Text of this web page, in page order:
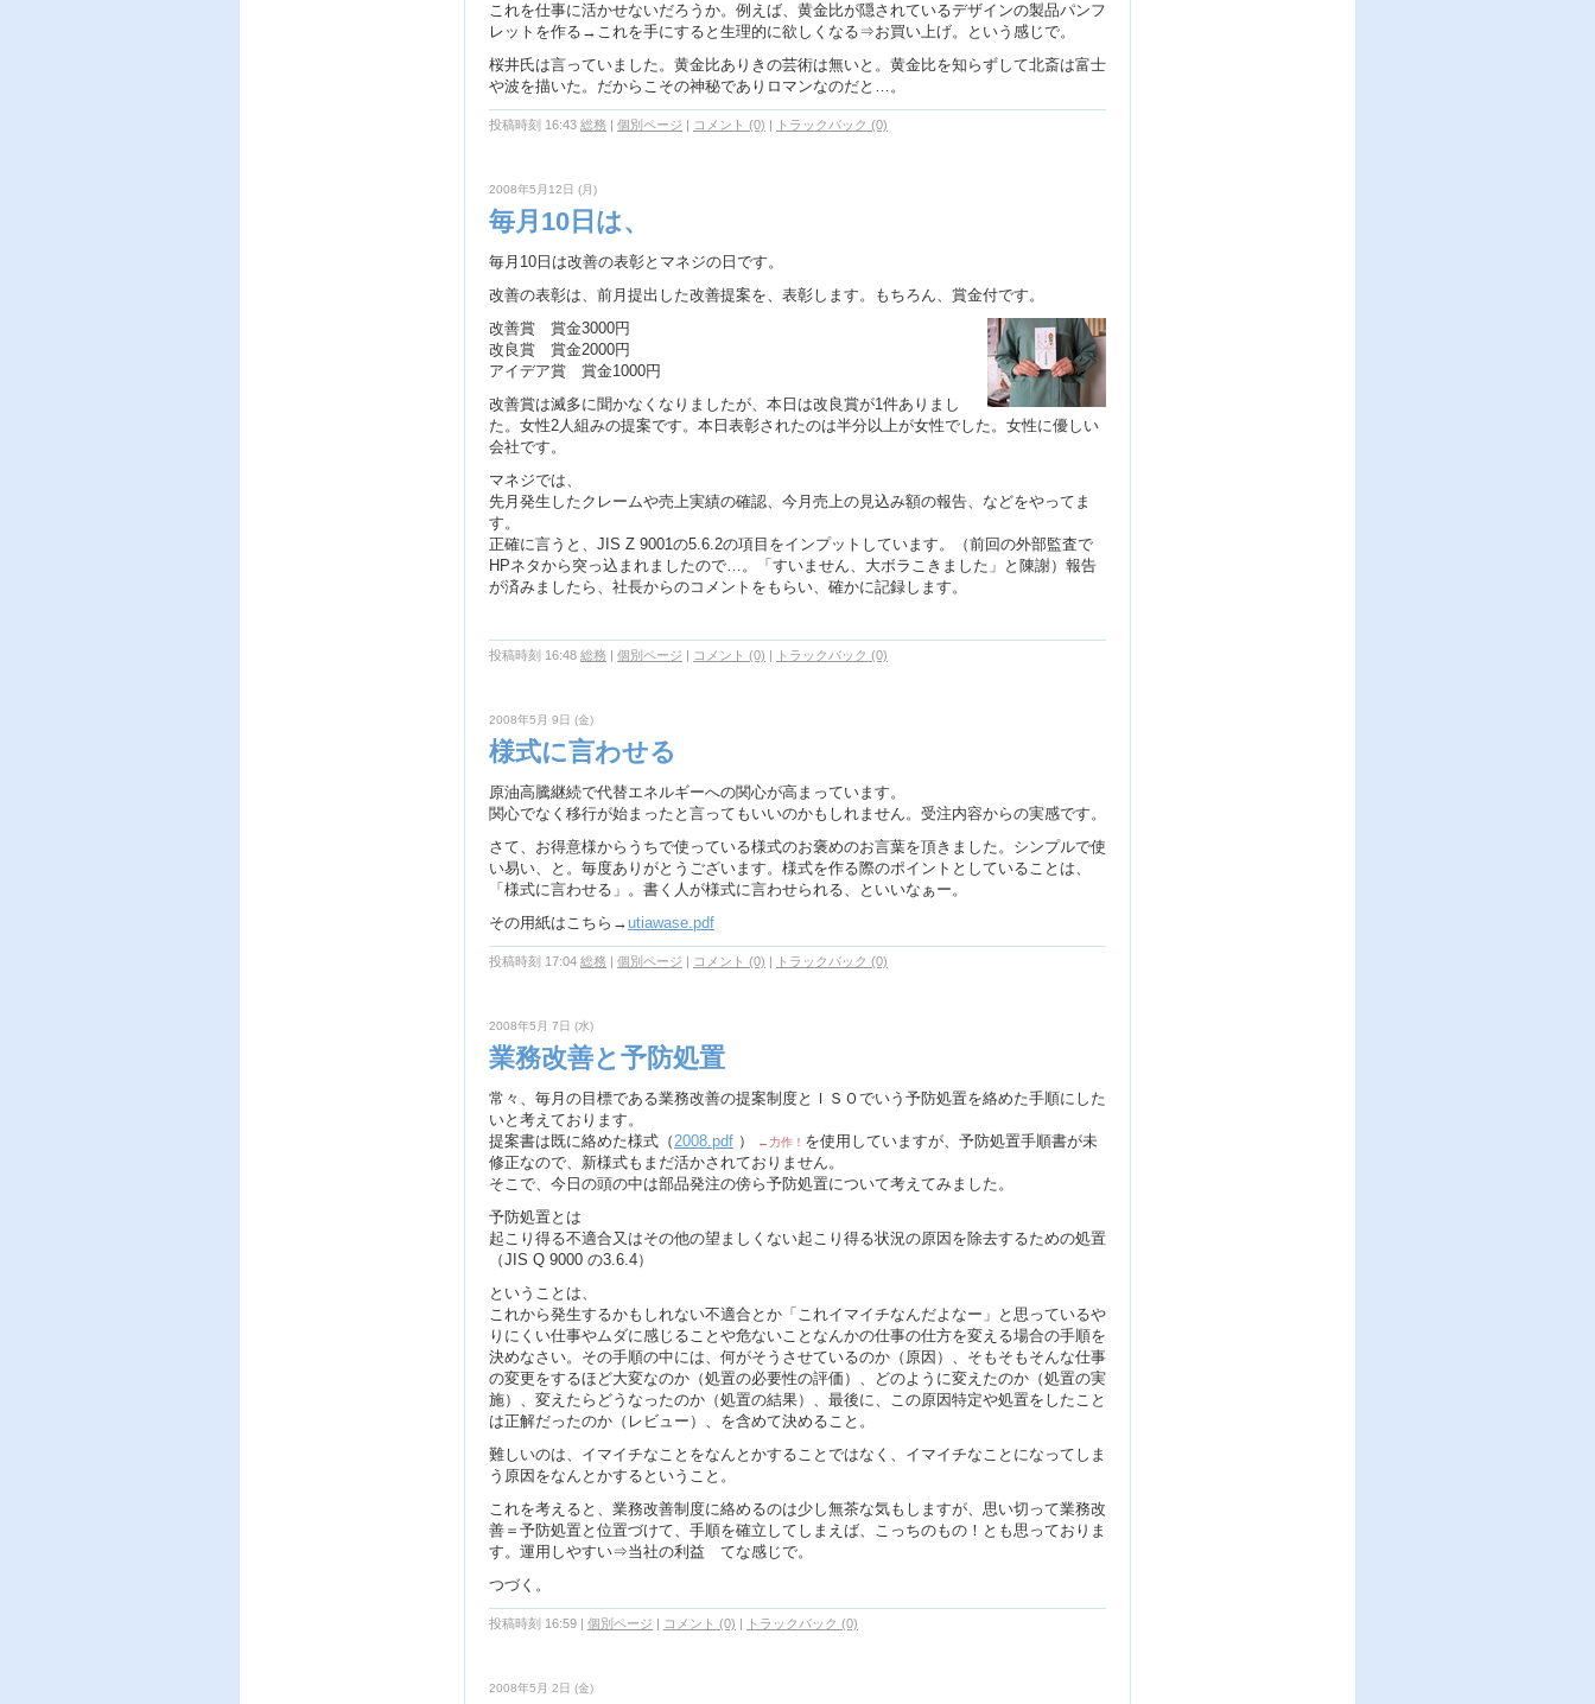
これを仕事に活かせないだろうか。例えば、黄金比が隠されているデザインの製品パンフ
レットを作る→これを手にすると生理的に欲しくなる⇒お買い上げ。という感じで。
桜井氏は言っていました。黄金比ありきの芸術は無いと。黄金比を知らずして北斎は富士
や波を描いた。だからこその神秘でありロマンなのだと…。
投稿時刻 16:43 総務 | 個別ページ | コメント (0) | トラックバック (0)
2008年5月12日 (月)
毎月10日は、
毎月10日は改善の表彰とマネジの日です。
改善の表彰は、前月提出した改善提案を、表彰します。もちろん、賞金付です。
改善賞 賞金3000円
改良賞 賞金2000円
アイデア賞 賞金1000円
改善賞は滅多に聞かなくなりましたが、本日は改良賞が1件ありまし
た。女性2人組みの提案です。本日表彰されたのは半分以上が女性でした。女性に優しい
会社です。
マネジでは、
先月発生したクレームや売上実績の確認、今月売上の見込み額の報告、などをやってま
す。
正確に言うと、JIS Z 9001の5.6.2の項目をインプットしています。（前回の外部監査で
HPネタから突っ込まれましたので…。「すいません、大ボラこきました」と陳謝）報告
が済みましたら、社長からのコメントをもらい、確かに記録します。
投稿時刻 16:48 総務 | 個別ページ | コメント (0) | トラックバック (0)
2008年5月 9日 (金)
様式に言わせる
原油高騰継続で代替エネルギーへの関心が高まっています。
関心でなく移行が始まったと言ってもいいのかもしれません。受注内容からの実感です。
さて、お得意様からうちで使っている様式のお褒めのお言葉を頂きました。シンプルで使
い易い、と。毎度ありがとうございます。様式を作る際のポイントとしていることは、
「様式に言わせる」。書く人が様式に言わせられる、といいなぁー。
その用紙はこちら→utiawase.pdf
投稿時刻 17:04 総務 | 個別ページ | コメント (0) | トラックバック (0)
2008年5月 7日 (水)
業務改善と予防処置
常々、毎月の目標である業務改善の提案制度とＩＳＯでいう予防処置を絡めた手順にした
いと考えております。
提案書は既に絡めた様式（2008.pdf ） ←力作！ を使用していますが、予防処置手順書が未
修正なので、新様式もまだ活かされておりません。
そこで、今日の頭の中は部品発注の傍ら予防処置について考えてみました。
予防処置とは
起こり得る不適合又はその他の望ましくない起こり得る状況の原因を除去するための処置
（JIS Q 9000 の3.6.4）
ということは、
これから発生するかもしれない不適合とか「これイマイチなんだよなー」と思っているや
りにくい仕事やムダに感じることや危ないことなんかの仕事の仕方を変える場合の手順を
決めなさい。その手順の中には、何がそうさせているのか（原因）、そもそもそんな仕事
の変更をするほど大変なのか（処置の必要性の評価）、どのように変えたのか（処置の実
施）、変えたらどうなったのか（処置の結果）、最後に、この原因特定や処置をしたこと
は正解だったのか（レビュー）、を含めて決めること。
難しいのは、イマイチなことをなんとかすることではなく、イマイチなことになってしま
う原因をなんとかするということ。
これを考えると、業務改善制度に絡めるのは少し無茶な気もしますが、思い切って業務改
善＝予防処置と位置づけて、手順を確立してしまえば、こっちのもの！とも思っておりま
す。運用しやすい⇒当社の利益 てな感じで。
つづく。
投稿時刻 16:59 | 個別ページ | コメント (0) | トラックバック (0)
2008年5月 2日 (金)